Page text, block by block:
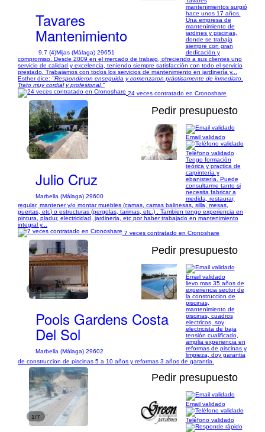
Tavares
Mantenimiento
9,7 (4)Mijas (Málaga) 29651
mantenimientos surgió
hace unos 17 años.
Una empresa de
mantenimiento de
jardines y piscinas,
donde se trabaja
siempre con gran
dedicación y
compromiso. Desde 2009 en el mercado de trabajo, ofreciendo a sus clientes uno
servicio de calidad y excelencia, teniendo siempre satisfacción con todo el servicio
prestado. Trabajamos con todos los servicios de mantenimiento en jardinería y...
Esther dice: "Respondieron enseguida y comenzaron prácticamente de inmediato.
Trato muy cordial y profesional."
24 veces contratado en Cronoshare
1/4
Pedir presupuesto
Julio Cruz
Marbella (Málaga) 29600
Email validado
Teléfono validado
Tengo formación
teórica y practica de
carpintería y
ebanistería. Puede
consultarme tanto si
necesita fabricar a
medida, restaurar,
regular, mantener y/o montar muebles (camas, camas balinesas, silla, mesas,
puertas, etc) o estructuras (pergolas, tarimas, etc.) . Tambien tengo experiencia en
pintura, pladur, electricidad, jardineria, etc por haber trabajado en mantenimiento
integral y...
7 veces contratado en Cronoshare
1/23
Pedir presupuesto
Pools Gardens Costa
Del Sol
Marbella (Málaga) 29602
Email validado
llevo mas 35 años de
experiencia sector de
la construccion de
piscinas,
mantenimiento de
piscinas, cuadros
electricos, soy
electricista de baja
tensión cualificado,
amplia experiencia en
reformas de piscinas y
limpieza, doy garantia
de construccion de piscinas 5 a 10 años y reformas 3 años de garantia.
1/7
Pedir presupuesto
Email validado
Teléfono validado